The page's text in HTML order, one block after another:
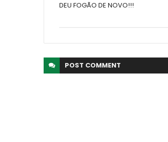
DEU FOGÃO DE NOVO!!!
POST COMMENT